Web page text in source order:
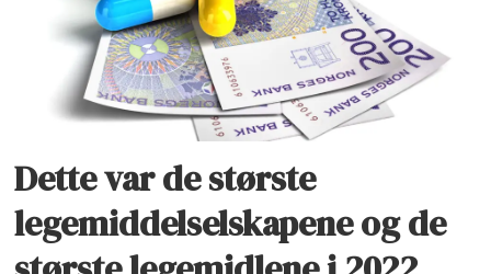
Dette var de største
legemiddelselskapene og de